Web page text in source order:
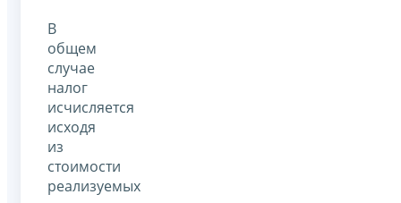
В
общем
случае
налог
исчисляется
исходя
из
стоимости
реализуемых